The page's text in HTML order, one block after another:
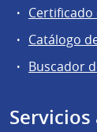
Certificado
Catálogo
Buscador